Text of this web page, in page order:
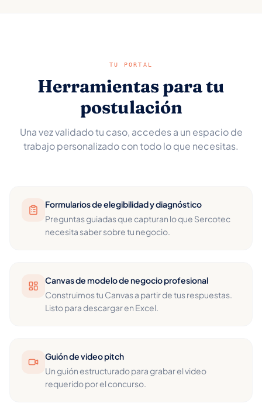
TU PORTAL
Herramientas para tu
postulación
Una vez validado tu caso, accedes a un espacio de
trabajo personalizado con todo lo que necesitas.
Formularios de elegibilidad y diagnóstico
Preguntas guiadas que capturan lo que Sercotec
necesita saber sobre tu negocio.
Canvas de modelo de negocio profesional
Construimos tu Canvas a partir de tus respuestas.
Listo para descargar en Excel.
Guión de video pitch
Un guión estructurado para grabar el video
requerido por el concurso.